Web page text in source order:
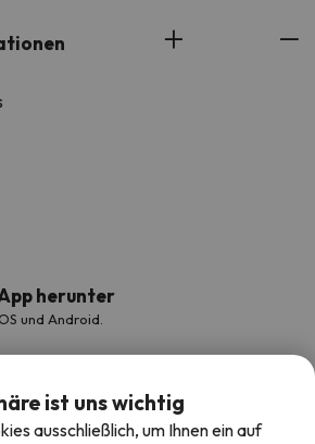
herunter
und Android.
ist uns wichtig
ausschließlich, um Ihnen ein auf